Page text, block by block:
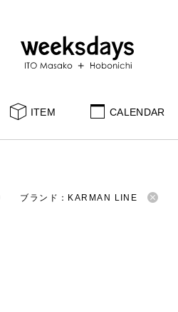
ITEM CALENDAR
ブランド：KARMAN LINE